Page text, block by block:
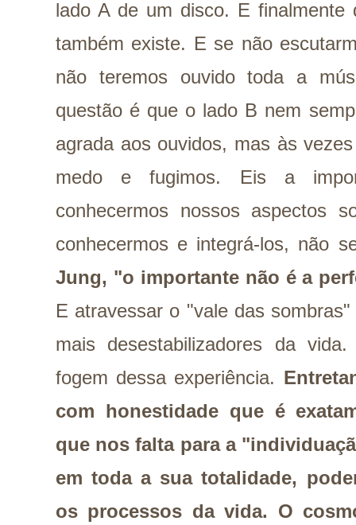
lado A de um disco. E finalmente
também existe. E se não
não teremos ouvido toda a
questão é que o lado B nem
agrada aos ouvidos, mas às
medo e fugimos. Eis a
conhecermos nossos aspectos
conhecermos e integrá-los, não
Jung, "o importante não é a
E atravessar o "vale das
mais desestabilizadores da
fogem dessa experiência.
com honestidade que é
que nos falta para a
em toda a sua totalidade,
os processos da vida. O